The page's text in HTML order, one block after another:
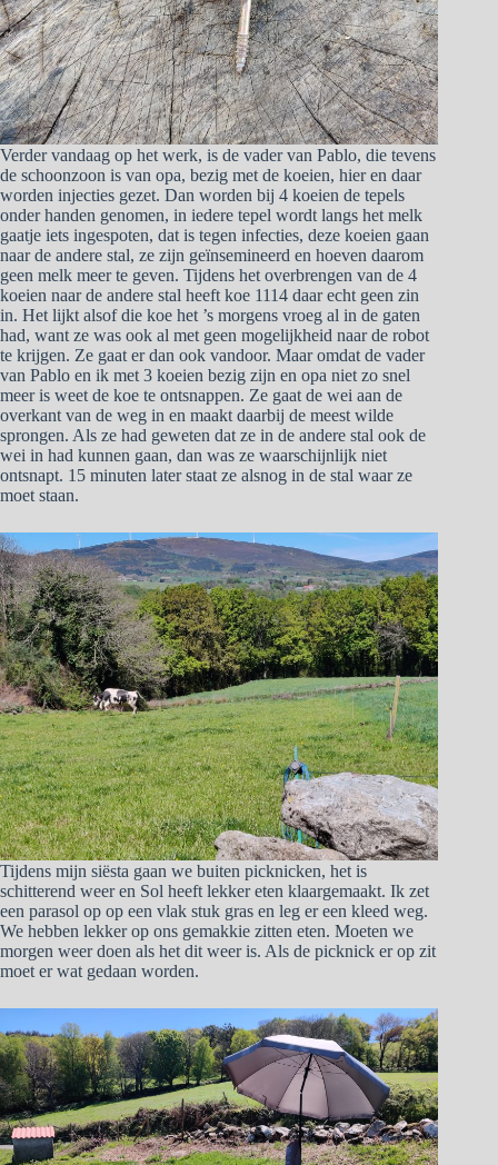
Verder vandaag op het werk, is de vader van Pablo, die tevens
de schoonzoon is van opa, bezig met de koeien, hier en daar
worden injecties gezet. Dan worden bij 4 koeien de tepels
onder handen genomen, in iedere tepel wordt langs het melk
gaatje iets ingespoten, dat is tegen infecties, deze koeien gaan
naar de andere stal, ze zijn geïnsemineerd en hoeven daarom
geen melk meer te geven. Tijdens het overbrengen van de 4
koeien naar de andere stal heeft koe 1114 daar echt geen zin
in. Het lijkt alsof die koe het ’s morgens vroeg al in de gaten
had, want ze was ook al met geen mogelijkheid naar de robot
te krijgen. Ze gaat er dan ook vandoor. Maar omdat de vader
van Pablo en ik met 3 koeien bezig zijn en opa niet zo snel
meer is weet de koe te ontsnappen. Ze gaat de wei aan de
overkant van de weg in en maakt daarbij de meest wilde
sprongen. Als ze had geweten dat ze in de andere stal ook de
wei in had kunnen gaan, dan was ze waarschijnlijk niet
ontsnapt. 15 minuten later staat ze alsnog in de stal waar ze
moet staan.
Tijdens mijn siësta gaan we buiten picknicken, het is
schitterend weer en Sol heeft lekker eten klaargemaakt. Ik zet
een parasol op op een vlak stuk gras en leg er een kleed weg.
We hebben lekker op ons gemakkie zitten eten. Moeten we
morgen weer doen als het dit weer is. Als de picknick er op zit
moet er wat gedaan worden.